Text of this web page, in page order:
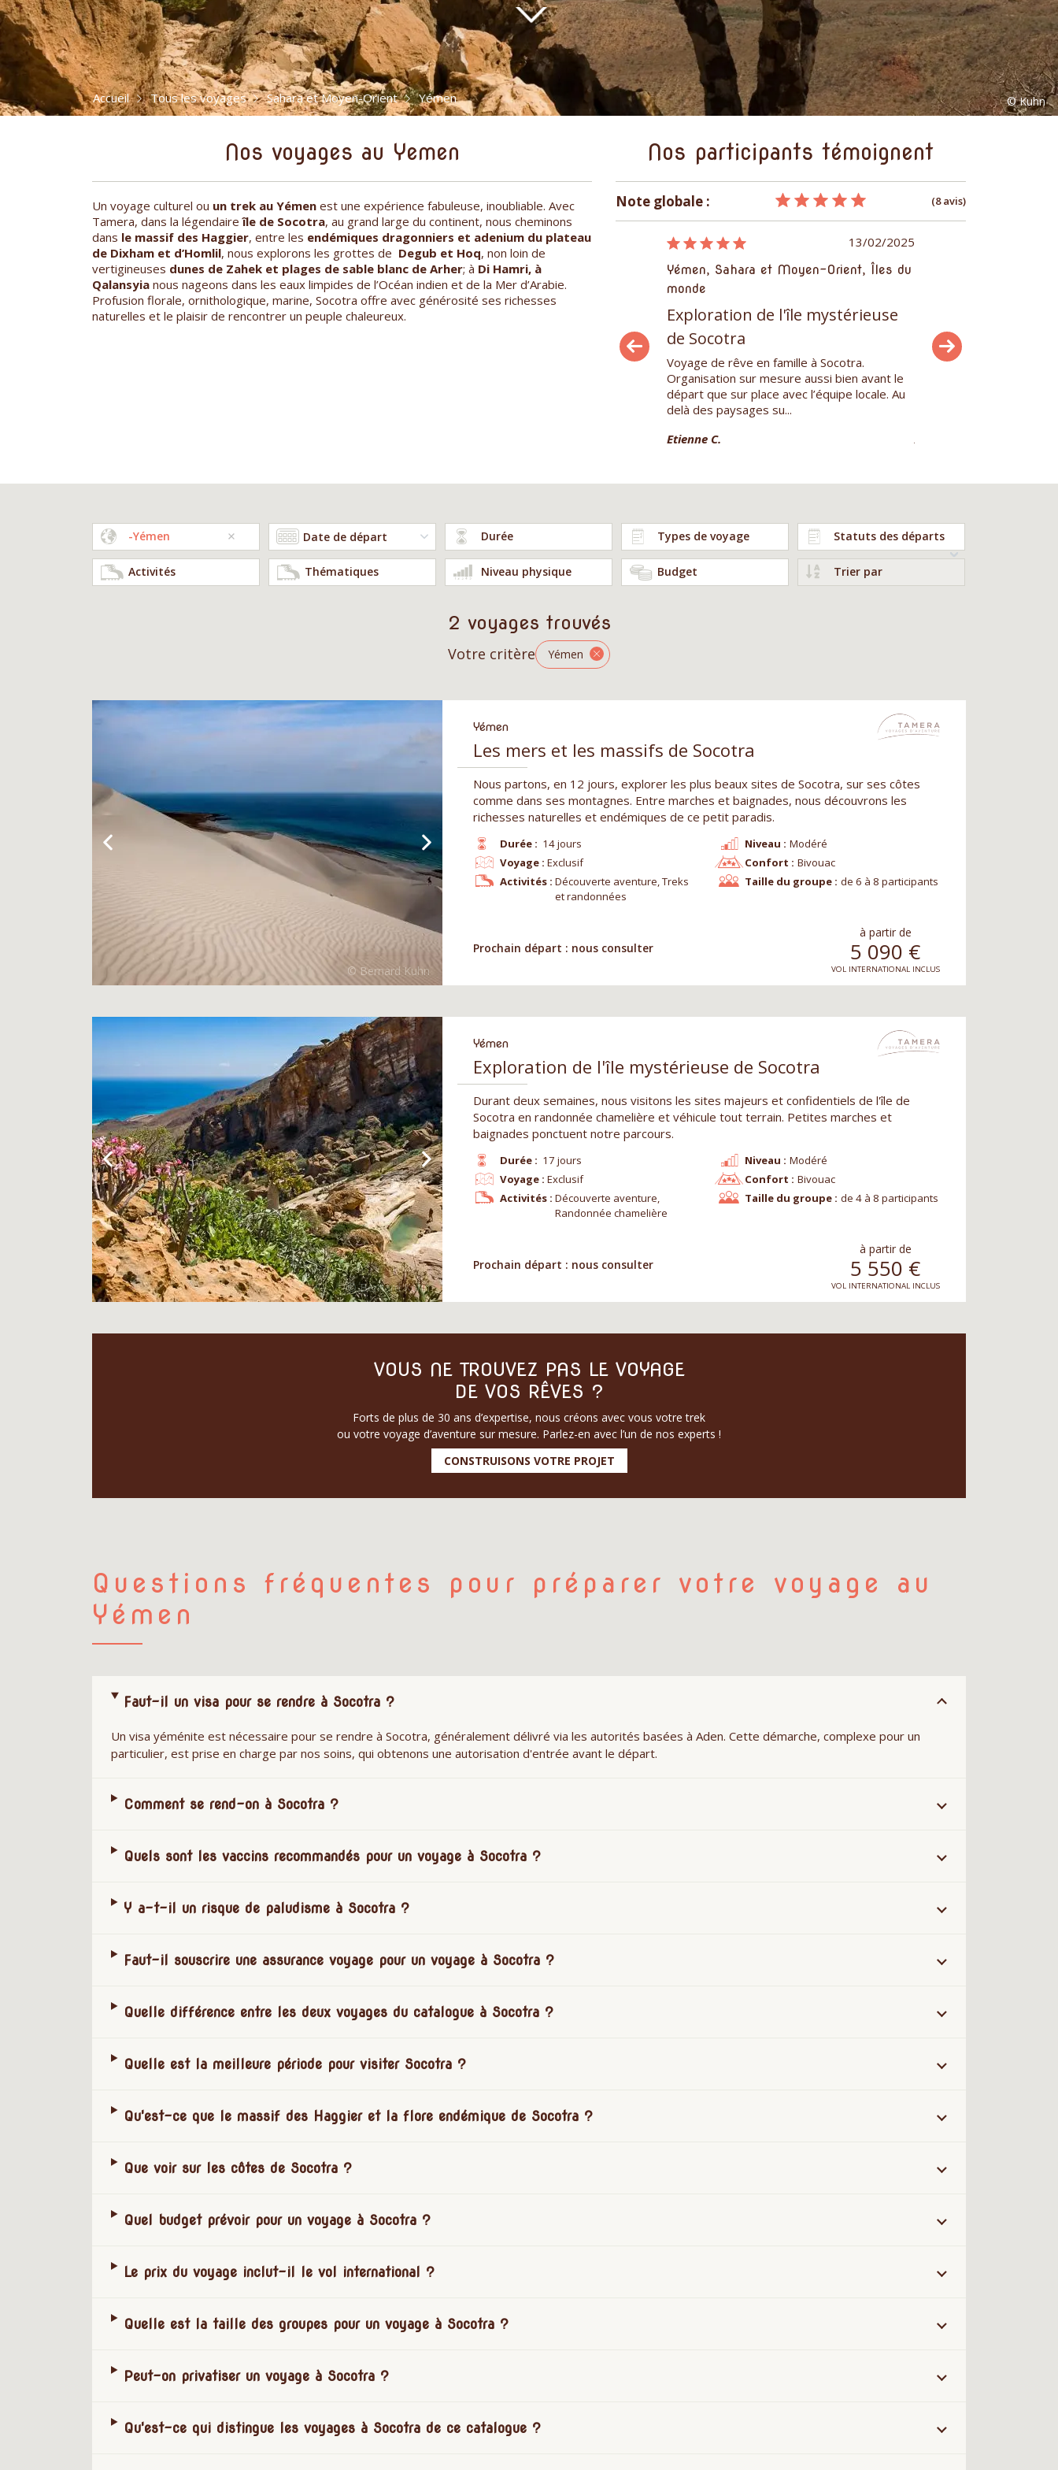
Accueil Tous les voyages Sahara et Moyen-Orient Yémen
Nos voyages au Yemen
Un voyage culturel ou un trek au Yémen est une expérience fabuleuse, inoubliable. Avec
Tamera, dans la légendaireîle de Socotra, au grand large du continent, nous cheminons
dans le massif des Haggier, entre les endémiques dragonniers et adenium du plateau
de Dixham et d’Homlil, nous explorons les grottes de Degub et Hoq, non loin de
vertigineuses dunes de Zahek et plages de sable blanc de Arher; à Di Hamri, à
Qalansyia nous nageons dans les eaux limpides de l’Océan indien et de la Mer d’Arabie.
Profusion florale, ornithologique, marine, Socotra offre avec générosité ses richesses
naturelles et le plaisir de rencontrer un peuple chaleureux.
Nos participants témoignent
Note globale : (8 avis)
Yémen, Sahara et Moyen-Orient, Îles du
monde
Exploration de l'île mystérieuse
Une destination incroyable par la beauté des
13/02/2025
Yémen, Sahara et Moyen-Orient, Îles du
monde
Exploration de l'île mystérieuse
de Socotra
Voyage de rêve en famille à Socotra.
Organisation sur mesure aussi bien avant le
départ que sur place avec l’équipe locale. Au
delà des paysages su...
Etienne C.
de Socotra
Magnifique voyage, de 2
Albert H.
-Yémen Durée Types de voyage Statuts des départs
Activités Thématiques Niveau physique Budget Trier par
2 voyages trouvés
Votre critère Yémen
Yémen
Les mers et les massifs de Socotra
Nous partons, en 12 jours, explorer les plus beaux sites de Socotra, sur ses côtes
comme dans ses montagnes. Entre marches et baignades, nous découvrons les
richesses naturelles et endémiques de ce petit paradis.
Durée : 14 jours Niveau : Modéré
Voyage : Exclusif Confort : Bivouac
Activités : Découverte aventure, Treks
et randonnées
Taille du groupe : de 6 à 8 participants
Prochain départ : nous consulter
à partir de
5 090 €
VOL INTERNATIONAL INCLUS
Yémen
Exploration de l'île mystérieuse de Socotra
Durant deux semaines, nous visitons les sites majeurs et confidentiels de l'île de
Socotra en randonnée chamelière et véhicule tout terrain. Petites marches et
baignades ponctuent notre parcours.
Durée : 17 jours Niveau : Modéré
Voyage : Exclusif Confort : Bivouac
Activités : Découverte aventure,
Randonnée chamelière
Taille du groupe : de 4 à 8 participants
Prochain départ : nous consulter
à partir de
5 550 €
VOL INTERNATIONAL INCLUS
VOUS NE TROUVEZ PAS LE VOYAGE
DE VOS RÊVES ?
Forts de plus de 30 ans d’expertise, nous créons avec vous votre trek
ou votre voyage d’aventure sur mesure. Parlez-en avec l’un de nos experts !
CONSTRUISONS VOTRE PROJET
Questions fréquentes pour préparer votre voyage au
Yémen
Faut-il un visa pour se rendre à Socotra ?
Un visa yéménite est nécessaire pour se rendre à Socotra, généralement délivré via les autorités basées à Aden. Cette démarche, complexe pour un
particulier, est prise en charge par nos soins, qui obtenons une autorisation d'entrée avant le départ.
Comment se rend-on à Socotra ?
Quels sont les vaccins recommandés pour un voyage à Socotra ?
Y a-t-il un risque de paludisme à Socotra ?
Faut-il souscrire une assurance voyage pour un voyage à Socotra ?
Quelle différence entre les deux voyages du catalogue à Socotra ?
Quelle est la meilleure période pour visiter Socotra ?
Qu'est-ce que le massif des Haggier et la flore endémique de Socotra ?
Que voir sur les côtes de Socotra ?
Quel budget prévoir pour un voyage à Socotra ?
Le prix du voyage inclut-il le vol international ?
Quelle est la taille des groupes pour un voyage à Socotra ?
Peut-on privatiser un voyage à Socotra ?
Qu'est-ce qui distingue les voyages à Socotra de ce catalogue ?